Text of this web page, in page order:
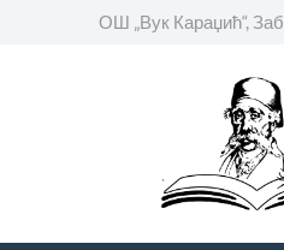
ОШ „Вук Караџић“,